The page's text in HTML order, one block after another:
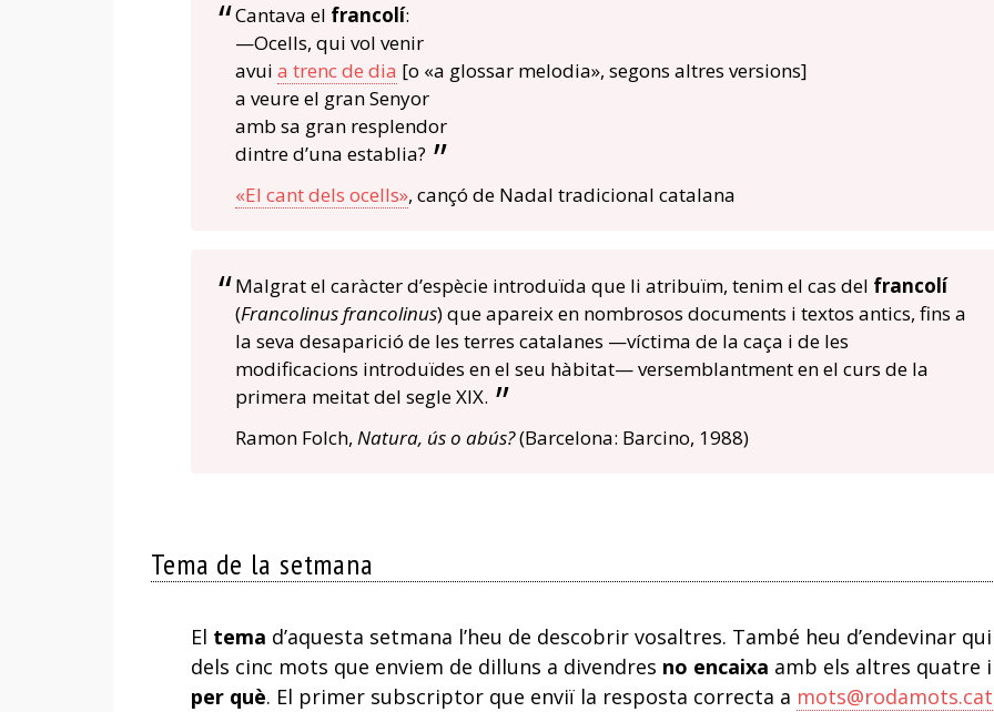
Cantava el francolí:
—Ocells, qui vol venir
avui a trenc de dia [o «a glossar melodia», segons altres versions]
a veure el gran Senyor
amb sa gran resplendor
dintre d’una establia?
«El cant dels ocells», cançó de Nadal tradicional catalana
Malgrat el caràcter d’espècie introduïda que li atribuïm, tenim el cas del francolí
(Francolinus francolinus) que apareix en nombrosos documents i textos antics, fins a
la seva desaparició de les terres catalanes —víctima de la caça i de les
modificacions introduïdes en el seu hàbitat— versemblantment en el curs de la
primera meitat del segle XIX.
Ramon Folch, Natura, ús o abús?(Barcelona: Barcino, 1988)
Tema de la setmana
El tema d’aquesta setmana l’heu de descobrir vosaltres. També heu d’endevinar
dels cinc mots que enviem de dilluns a divendres no encaixa amb els altres quatre i
per què. El primer subscriptor que enviï la resposta correcta a mots@rodamots.cat